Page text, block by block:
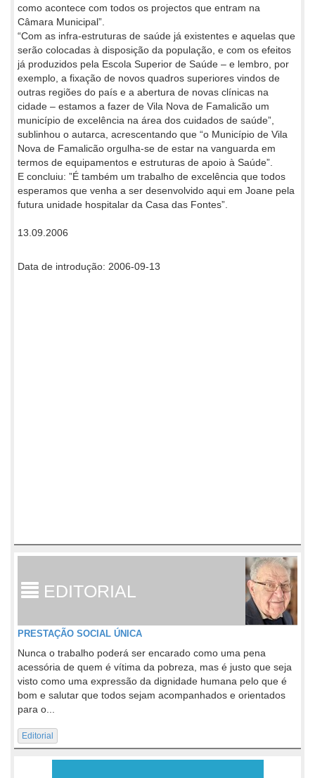
como acontece com todos os projectos que entram na
Câmara Municipal”.
“Com as infra-estruturas de saúde já existentes e aquelas que
serão colocadas à disposição da população, e com os efeitos
já produzidos pela Escola Superior de Saúde – e lembro, por
exemplo, a fixação de novos quadros superiores vindos de
outras regiões do país e a abertura de novas clínicas na
cidade – estamos a fazer de Vila Nova de Famalicão um
município de excelência na área dos cuidados de saúde”,
sublinhou o autarca, acrescentando que “o Município de Vila
Nova de Famalicão orgulha-se de estar na vanguarda em
termos de equipamentos e estruturas de apoio à Saúde”.
E concluiu: ”É também um trabalho de excelência que todos
esperamos que venha a ser desenvolvido aqui em Joane pela
futura unidade hospitalar da Casa das Fontes”.
13.09.2006
Data de introdução: 2006-09-13
EDITORIAL
PRESTAÇÃO SOCIAL ÚNICA
Nunca o trabalho poderá ser encarado como uma pena
acessória de quem é vítima da pobreza, mas é justo que seja
visto como uma expressão da dignidade humana pelo que é
bom e salutar que todos sejam acompanhados e orientados
para o...
Editorial